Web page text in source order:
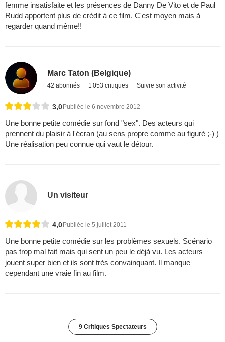
femme insatisfaite et les présences de Danny De Vito et de Paul
Rudd apportent plus de crédit à ce film. C'est moyen mais à
regarder quand même!!
Marc Taton (Belgique)
42 abonnés 1 053 critiques Suivre son activité
3,0Publiée le 6 novembre 2012
Une bonne petite comédie sur fond "sex". Des acteurs qui
prennent du plaisir à l'écran (au sens propre comme au figuré ;-) )
Une réalisation peu connue qui vaut le détour.
Un visiteur
4,0 Publiée le 5 juillet 2011
Une bonne petite comédie sur les problèmes sexuels. Scénario
pas trop mal fait mais qui sent un peu le déjà vu. Les acteurs
jouent super bien et ils sont très convainquant. Il manque
cependant une vraie fin au film.
9 Critiques Spectateurs